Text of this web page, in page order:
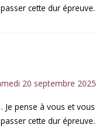
cette dur épreuve.
20 septembre 2025
pense à vous et vous
cette dur épreuve.